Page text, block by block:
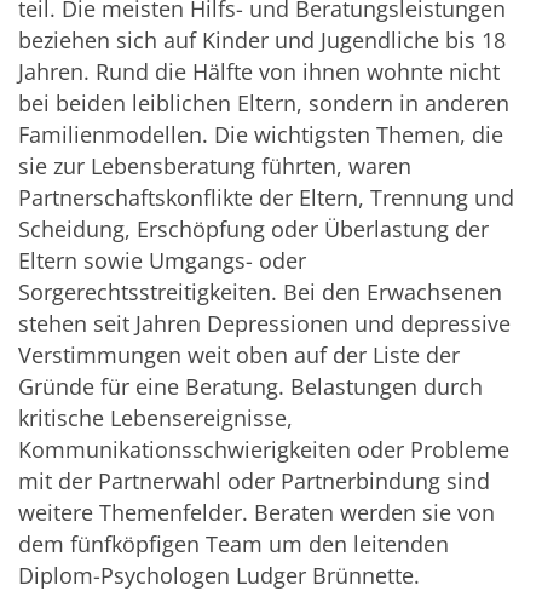
teil. Die meisten Hilfs- und Beratungsleistungen
beziehen sich auf Kinder und Jugendliche bis 18
Jahren. Rund die Hälfte von ihnen wohnte nicht
bei beiden leiblichen Eltern, sondern in anderen
Familienmodellen. Die wichtigsten Themen, die
sie zur Lebensberatung führten, waren
Partnerschaftskonflikte der Eltern, Trennung und
Scheidung, Erschöpfung oder Überlastung der
Eltern sowie Umgangs- oder
Sorgerechtsstreitigkeiten. Bei den Erwachsenen
stehen seit Jahren Depressionen und depressive
Verstimmungen weit oben auf der Liste der
Gründe für eine Beratung. Belastungen durch
kritische Lebensereignisse,
Kommunikationsschwierigkeiten oder Probleme
mit der Partnerwahl oder Partnerbindung sind
weitere Themenfelder. Beraten werden sie von
dem fünfköpfigen Team um den leitenden
Diplom-Psychologen Ludger Brünnette.